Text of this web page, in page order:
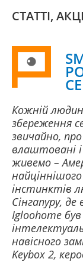
СТАТТІ,
Кожній
збереження
звичайно,
влаштовані і
живемо –
інстинктів
Сінгапуру,
Igloohome
навісного
Keybox 2,